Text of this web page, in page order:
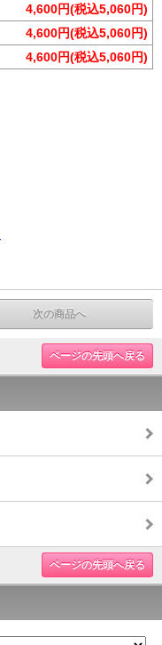
4,600円(税込5,060円)
4,600円(税込5,060円)
4,600円(税込5,060円)
次の商品へ
ページの先頭へ戻る
ページの先頭へ戻る